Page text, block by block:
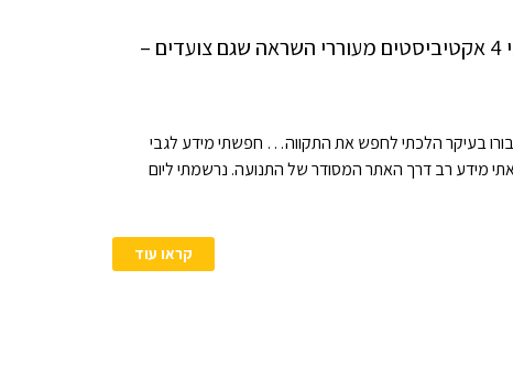
הלכתי לחפש תקווה בצעדת נשים עושות שלום ופגשתי 4 אקטיביסטים מעוררי השראה שגם צועדים –
בעיקר הלכתי לחפש את התקווה… חפשתי מידע לגבי
עושות שלום במהלך השבועיים ביןה -5/10 ל-19/10 ומצאתי מידע רב דרך האתר המסודר של התנועה. נרשמתי ליום
קראו עוד